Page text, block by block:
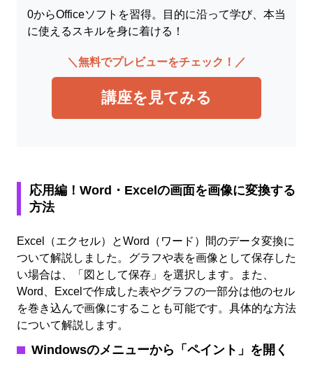
0からOfficeソフトを習得。目的に沿って学び、本当
に使えるスキルを身に着ける！
＼無料でプレビューをチェック！／
講座を見てみる
応用編！Word・Excelの画面を画像に変換する
方法
Excel（エクセル）とWord（ワード）間のデータ変換に
ついて解説しました。グラフや表を画像として保存した
い場合は、「図として保存」を選択します。また、
Word、Excelで作成した表やグラフの一部分は他のセル
を巻き込んで画像にすることも可能です。具体的な方法
について解説します。
Windowsのメニューから「ペイント」を開く